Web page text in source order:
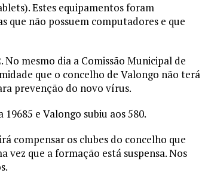
Estes equipamentos foram
que não possuem computadores e que
No mesmo dia a Comissão Municipal de
que o concelho de Valongo não terá
prevenção do novo vírus.
e Valongo subiu aos 580.
compensar os clubes do concelho que
que a formação está suspensa. Nos